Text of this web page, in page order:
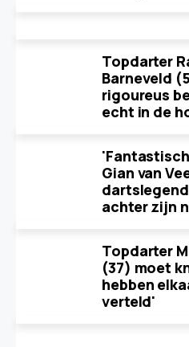
Topdarter
Barneveld
rigoureus
echt in de
Gian van
achter zijn
Topdarter
(37) moet
hebben
verteld'